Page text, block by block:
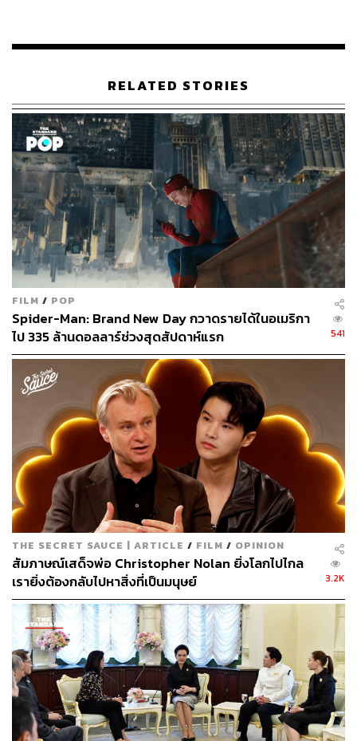
3. โครงการประเภทความร่วมมือ (Collaborative Grant)
วงเงินไม่เกิน 30 ล้านบาท มีขอบเขตของโครงการหรือ
กิจกรรมสำหรับผู้ขอรับการสนับสนุนที่เป็นภาคีเครือข่ายหรือ
ผู้ผลิตสื่อที่เป็นนิติบุคคลซึ่งมีประสบการณ์หรือผลงานอันเป็น
ที่ประจักษ์และมีวัตถุประสงค์โครงการหรือกิจกรรม
สอดคล้องกับภารกิจของคณะอนุกรรมการตามมาตรา 21
(13)
โดย ดร.ธนกร ศรีสุขใส ผู้จัดการกองทุนพัฒนาสื่อปลอดภัย
และสร้างสรรค์ กล่าวว่า กองทุนจะเริ่มดำเนินการ
ประชาสัมพันธ์ให้ผู้สนใจรับทราบรายละเอียดการเปิดขอรับ
ทุนตั้งแต่วันนี้เป็นต้นไปในทุกช่องทาง โดยกำหนดการที่ตั้งไว้
คือวันที่ 18 มกราคม 2564 จะเริ่มเปิดระบบให้ยื่นคำขอเป็น
วันแรก แต่ทั้งนี้ต้องรอให้ประธานกรรมการกองทุนลงนามใน
ประกาศให้เรียบร้อยก่อนซึ่งคาดว่าหากมีความเคลื่อนคงไม่
เกิน 2-3 วัน
พิสูจน์อักษร: พรนภัส ชำนาญค้า
อ้างอิง:
http://www.thaimediafund.or.th/page/listview/16/109
0/?fbclid=IwAR0iCL_SRCtXLninZn9UlqK2O1wEE5
JaDHG69xSM3gWp3azoXbdtSd1Dwco
TAGS: กองทุนพัฒนาสื่อ ภาพยนตร์ วิษณุ เครืองาม
77
ABOUT THE AUTHOR
RELATED STORIES
FILM / POP
Spider-Man: Brand New Day กวาดรายได้ในอเมริกา
ไป 335 ล้านดอลลาร์ช่วงสุดสัปดาห์แรก
541
THE SECRET SAUCE | ARTICLE / FILM / OPINION
สัมภาษณ์เสด็จพ่อ Christopher Nolan ยิ่งโลกไปไกล
เรายิ่งต้องกลับไปหาสิ่งที่เป็นมนุษย์
3.2K